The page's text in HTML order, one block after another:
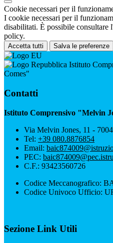
Cookie necessari per il
I cookie necessari per il
disabilitati. È possibile consultare
policy.
Accetta tutti Salva le preferenze
Istituto
Comes"
Contatti
Istituto Comprensivo "Melvin
Via Melvin Jones, 11 -
Tel: +39 080.8876854
Email:
PEC:
C.F.: 93423560726
Codice Meccanografico:
Codice Univoco Ufficio:
Sezione Link Utili